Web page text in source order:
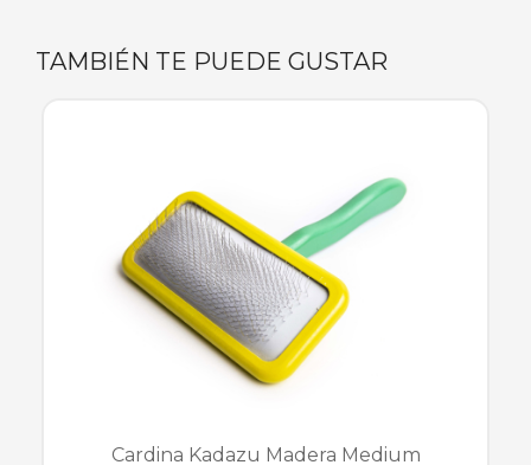
TAMBIÉN TE PUEDE GUSTAR
Cardina Kadazu Madera Medium